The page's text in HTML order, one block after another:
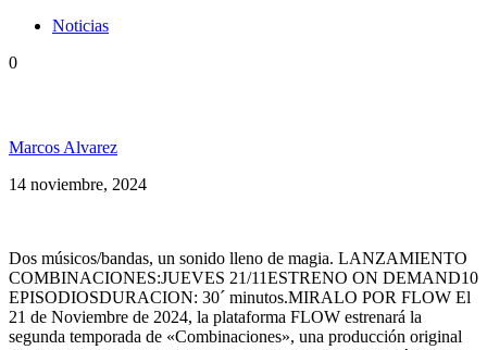
Noticias
0
Marcos Alvarez
14 noviembre, 2024
Dos músicos/bandas, un sonido lleno de magia. LANZAMIENTO
COMBINACIONES:JUEVES 21/11ESTRENO ON DEMAND10
EPISODIOSDURACION: 30´ minutos.MIRALO POR FLOW El
21 de Noviembre de 2024, la plataforma FLOW estrenará la
segunda temporada de «Combinaciones», una producción original